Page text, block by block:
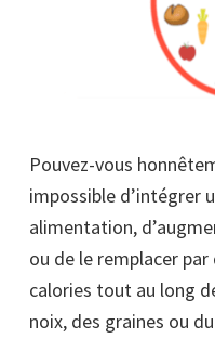
Pouvez-vous
impossible d’intégrer
alimentation,
ou de le remplacer
calories tout au long
noix, des graines ou